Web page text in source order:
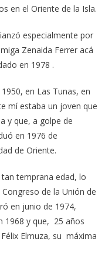
en el Oriente de la Isla.
especialmente por
Zenaida Ferrer acá
en 1978 .
en Las Tunas, en
mí estaba un joven que
y que, a golpe de
en 1976 de
de Oriente.
temprana edad, lo
de la Unión de
en junio de 1974,
1968 y que, 25 años
Elmuza, su máxima